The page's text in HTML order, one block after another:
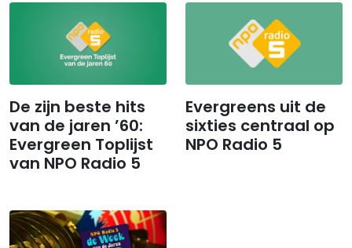
De zijn beste hits
van de jaren ’60:
Evergreen Toplijst
van NPO Radio 5
Evergreens uit de
sixties centraal op
NPO Radio 5